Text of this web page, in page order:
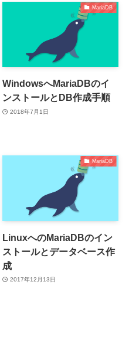
MariaDB
WindowsへMariaDBのイ
ンストールとDB作成手順
2018年7月1日
MariaDB
LinuxへのMariaDBのイン
ストールとデータベース作
成
2017年12月13日